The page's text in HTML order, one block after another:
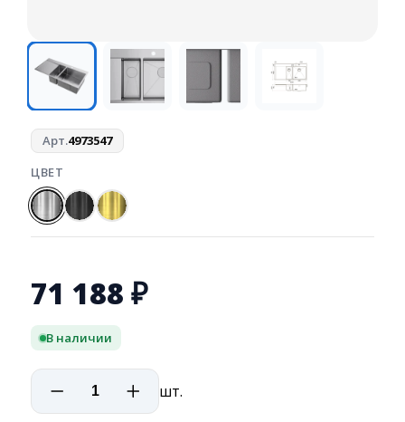
Арт.4973547
ЦВЕТ
71 188 ₽
В наличии
шт.